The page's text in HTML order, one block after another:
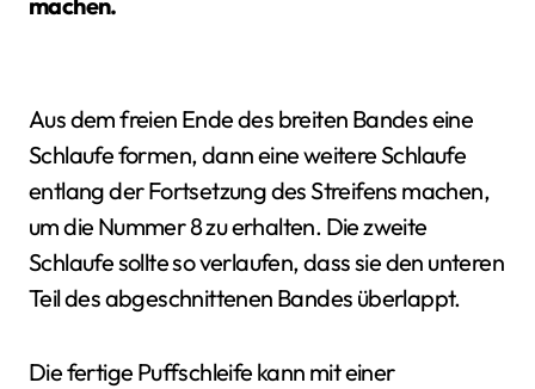
Aus dem freien Ende des breiten Bandes eine
Schlaufe formen, dann eine weitere Schlaufe
entlang der Fortsetzung des Streifens machen,
um die Nummer 8 zu erhalten. Die zweite
Schlaufe sollte so verlaufen, dass sie den unteren
Teil des abgeschnittenen Bandes überlappt.
Die fertige Puffschleife kann mit einer